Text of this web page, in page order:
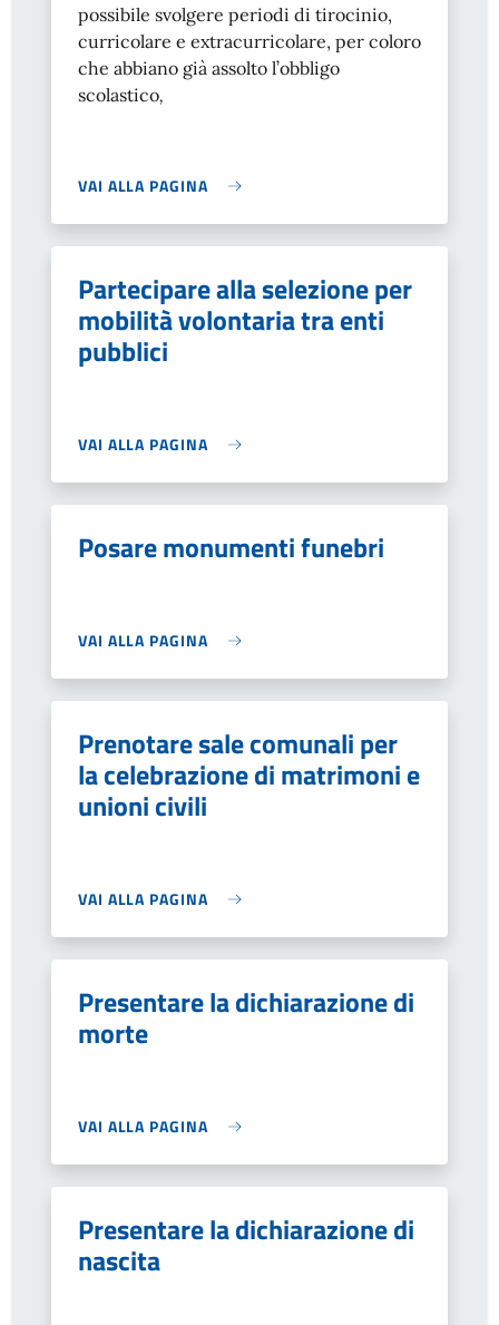
possibile svolgere periodi di tirocinio,
curricolare e extracurricolare, per coloro
che abbiano già assolto l’obbligo
scolastico,
VAI ALLA PAGINA
Partecipare alla selezione per
mobilità volontaria tra enti
pubblici
VAI ALLA PAGINA
Posare monumenti funebri
VAI ALLA PAGINA
Prenotare sale comunali per
la celebrazione di matrimoni e
unioni civili
VAI ALLA PAGINA
Presentare la dichiarazione di
morte
VAI ALLA PAGINA
Presentare la dichiarazione di
nascita